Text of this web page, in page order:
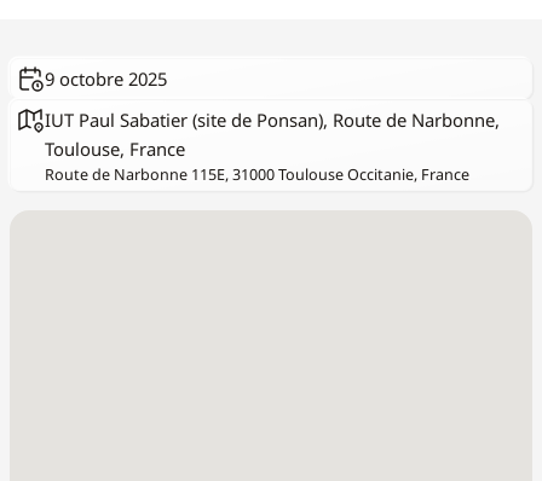
9 octobre 2025
IUT Paul Sabatier (site de Ponsan), Route de Narbonne,
Toulouse, France
Route de Narbonne 115E, 31000 Toulouse Occitanie, France